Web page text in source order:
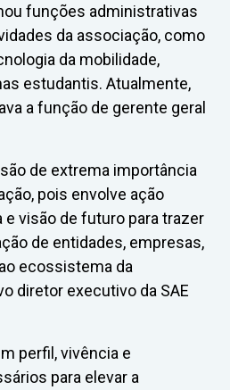
funções administrativas
da associação, como
da mobilidade,
estudantis. Atualmente,
a função de gerente geral
de extrema importância
pois envolve ação
e visão de futuro para trazer
de entidades, empresas,
ecossistema da
diretor executivo da SAE
perfil, vivência e
para elevar a